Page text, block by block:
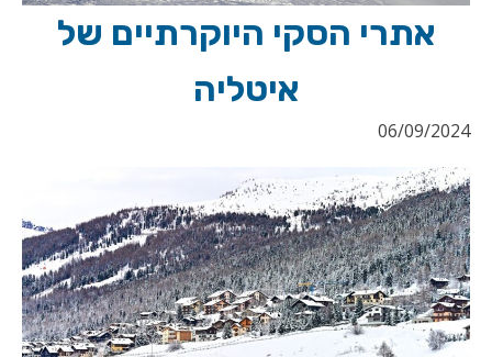
אתרי הסקי היוקרתיים של
איטליה
06/09/2024